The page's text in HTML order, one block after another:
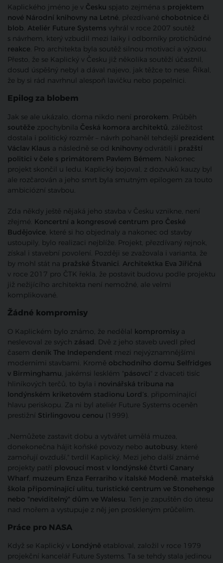
Kaplického jméno je v Česku spjato zejména s projektem
nové Národní knihovny na Letné, přezdívané chobotnice či
blob. Ateliér Future Systems vyhrál v roce 2007 soutěž
s návrhem, který vzbudil mezi laiky i odborníky protichůdné
reakce. Pro architekta byla soutěž silnou motivací a výzvou.
Přesto, že se Kaplický v Česku již několika soutěží účastnil,
dosud úspěšný nebyl a dával najevo, jak těžce to nese. Říkal,
že by si rád navrhnul alespoň lavičku nebo popelnici.
Epilog za blobem
Jak se ale ukázalo, doma nikdo není prorokem. Průběh
soutěže zpochybnila Česká komora architektů, záležitost
dostala i politický rozměr – návrh pohaněl tehdejší prezident
Václav Klaus a následně se od knihovny odvrátili i pražští
politici v čele s primátorem Pavlem Bémem. Nakonec
projekt skončil u ledu. Kaplický bojoval, z dozvuků kauzy byl
ale rozčarován a jeho smrt byla smutným epilogem za touto
ambiciózní stavbou.
Zda někdy ještě nějaká jeho stavba v Česku vznikne, není
zřejmé. Koncertní a kongresové centrum pro České
Budějovice, které si ho objednaly a nakonec od stavby
ustoupily, bylo realizaci nejblíže. Projekt, přezdívaný rejnok,
získal i stavební povolení. Později se zvažovala i varianta, že
by mohl stát na pražské Štvanici. Architektka Eva Jiřičná
v roce 2017 pro ČTK řekla, že postavit budovu podle projektu
již nežijícího architekta není nemožné, ale velmi
komplikované.
Žádné kompromisy
O Kaplickém bylo známo, že nedělal kompromisy a
neslevoval ze svých zásad. Dvě z jeho staveb uvedl před
časem deník The Independent mezi nejvýznamnějšími
moderními stavbami. Kromě obchodního domu Selfridges
v Birminghamu, jakémsi lesklém " pásovci " z dvaceti tisíc
hliníkových terčů, to byla i novinářská tribuna na
londýnském kriketovém stadionu Lord’s, připomínající
hlavu periskopu. Za ni byl ateliér Future Systems oceněn
prestižní Stirlingovou cenou (1999).
„Nemůžete zastavit dobu a vytvářet umělá muzea,
donekonečna hájit koňské povozy nebo autobusy, které
zamořují ovzduší," tvrdil Kaplický. Mezi jeho další známé
projekty patří plovoucí most v londýnské čtvrti Canary
Wharf, muzeum Enza Ferrariho v italské Modeně, mateřská
škola připomínající ulitu, turistické centrum ve Stonehenge
nebo "neviditelný" dům ve Walesu. Ten je zapuštěn do útesu
nad mořem a vystupuje z něj jen proskleným průčelím.
Práce pro NASA
Když se Kaplický v Londýně etabloval, založil v roce 1979
projekční kancelář Future Systems. Ta se tehdy stala jedinou